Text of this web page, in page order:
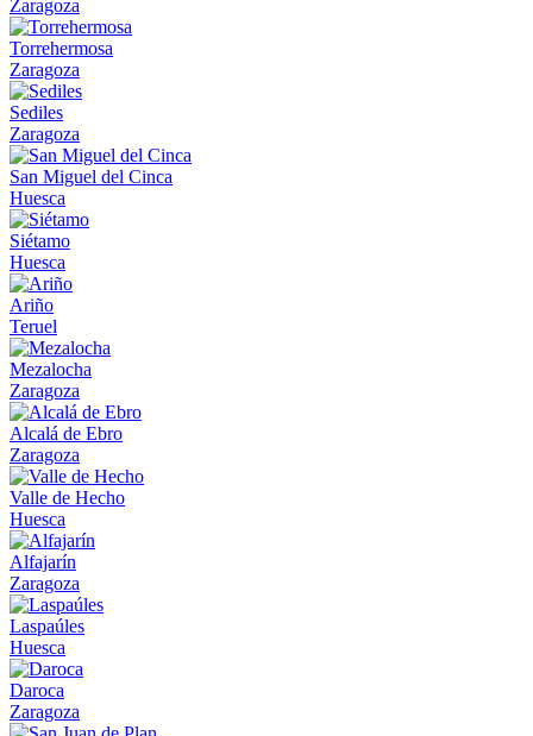
Zaragoza
Torrehermosa
Zaragoza
Sediles
Zaragoza
San Miguel del Cinca
Huesca
Siétamo
Huesca
Ariño
Teruel
Mezalocha
Zaragoza
Alcalá de Ebro
Zaragoza
Valle de Hecho
Huesca
Alfajarín
Zaragoza
Laspaúles
Huesca
Daroca
Zaragoza